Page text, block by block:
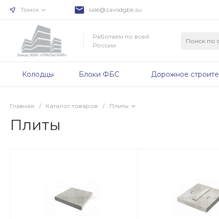
Томск sale@zavodgbk.su
Работаем по всей
России
Колодцы Блоки ФБС Дорожное
Главная / Каталог товаров / Плиты
Плиты